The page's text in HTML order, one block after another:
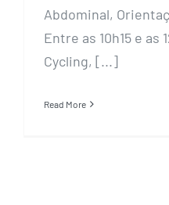
Abdominal,
Entre as 10h15 e as
Cycling, [...]
Read More